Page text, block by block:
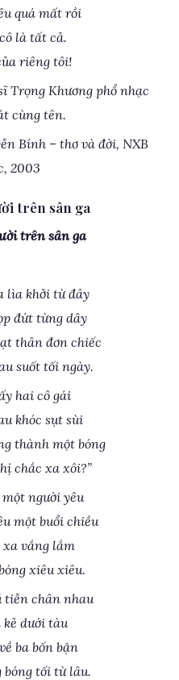
quá mất rồi
là tất cả.
riêng tôi!
Trọng Khương phổ nhạc
cùng tên.
Bính – thơ và đời, NXB
2003
trên sân ga
trên sân ga
lìa khởi từ đây
đứt từng dây
thân đơn chiếc
suốt tối ngày.
hai cô gái
khóc sụt sùi
thành một bóng
chắc xa xôi?”
người yêu
một buổi chiều
xa vắng lắm
xiêu xiêu.
tiễn chân nhau
kẻ dưới tàu
ba bốn bận
bóng tối từ lâu.